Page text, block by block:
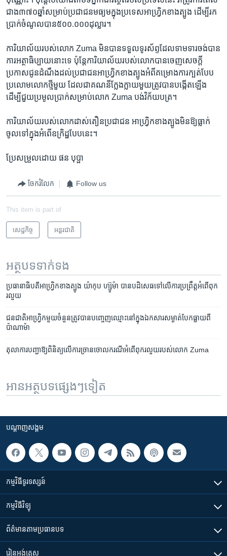
ជាង​៣៧០​ឆ្នាំ​សម្រាប់​ប្រជាជន​មធ្យម​ក្នុង​ប្រទេស​អាហ្រ្វិក​ខាង​ត្បូង ដើម្បី​រក​
ប្រាក់​ចំណូល​បាន​៥០០.០០០​ដុល្លារ។​
ការិយាល័យ​របស់​លោក​ Zuma ​មិន​បាន​ទទួល​ទូរស័ព្ទ​ដែល​ទាមទារ​ចង់​បាន​
ការ​អត្ថាធិប្បាយ​នោះ​ទេ​ ប៉ុន្តែ​ការិយាល័យ​របស់​លោក​បាន​ចេញ​សេចក្តី​
ប្រកាស​ជូន​ដំណឹង​ដល់​ប្រជាជន​អាហ្វ្រិក​ខាង​ត្បូង​អំពី​គម្រោង​ការ​ក្បត់​បែប​
ប្រលោម​លោក​ថ្មី​មួយ ដែលជា​គណនី​ក្លែងក្លាយ​មួយ​ត្រូវ​បាន​បង្កើត​ឡើង​
ដើម្បី​ជួយ​ប្រមូល​ប្រាក់​សម្រាប់​លោក Zuma​ បង់​វិក័យបត្រ។
ការិយាល័យ​របស់​លោកដាស់​តឿន​ប្រជាជន​ អាហ្វ្រិក​ខាង​ត្បូង​មិន​ឱ្យ​ធ្លាក់​
ចូលទៅ​ក្នុង​អំពើ​ឧក្រិដ្ឋ​បែប​នេះ។
ប្រែ​សម្រួលដោយ​ ផន​ បុប្ផា
ចែករំលែក Follow us
This item is part of
សេដ្ឋកិច្ច អន្តរជាតិ
អត្ថបទ​ទាក់ទង
ប្រធានាធិបតី​អាហ្រ្វិក​ខាងត្បូង យ៉ាកុប ហ្ស៊ូម៉ា បាន​បដិសេធទៅលើ​ការ​ប្រព្រឹត្ត​អំពើ​ពុក
រលួយ
ជនជាតិ​អាហ្វ្រិក​មួយ​ចំនួន​ត្រូវ​បាន​បញ្ចេញ​ឈ្មោះ​នៅ​ក្នុង​ឯកសារ​សម្ងាត់​បែក​ធ្លាយ​ពី​
ប៉ាណាម៉ា
តុលាការ​បញ្ជា​ឱ្យ​ពិនិត្យ​លើ​ការ​ច្រាន​ចោល​ករណី​អំពើ​ពុករលួយ​របស់​លោក​ Zuma
អានអត្ថបទផ្សេងៗទៀត
បណ្តាញ​សង្គម
កម្មវិធី​ទូរទស្សន៍
កម្មវិធី​វិទ្យុ
ព័ត៌មាន​តាមប្រធានបទ​
រៀន​​អង់គ្លេស